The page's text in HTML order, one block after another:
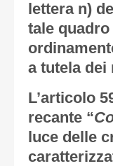
lettera n)
tale
a tutela dei
L’articolo
recante “
luce delle